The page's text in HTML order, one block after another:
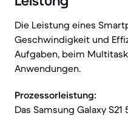
Die Leistung eines
Geschwindigkeit und
Aufgaben, beim
Anwendungen.
Prozessorleistung:
Das Samsung Galaxy